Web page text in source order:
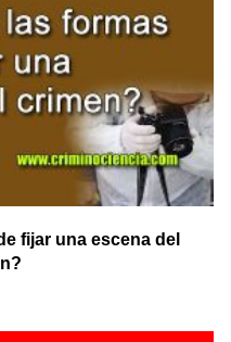
fijar una escena del